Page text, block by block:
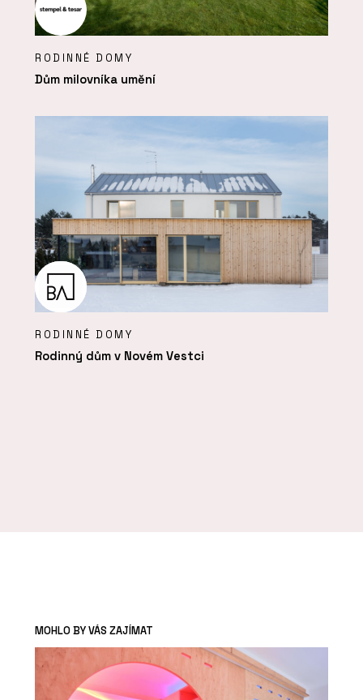
RODINNÉ DOMY
Dům milovníka umění
RODINNÉ DOMY
Rodinný dům v Novém Vestci
MOHLO BY VÁS ZAJÍMAT